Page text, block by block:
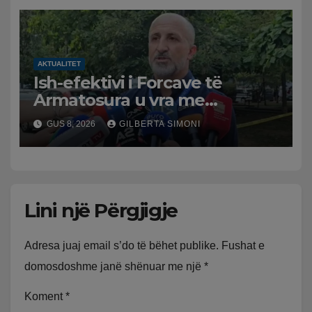
AKTUALITET
Ish-efektivi i Forcave të
Armatosura u vra me
kallashnikov nga shoku i
fëmijërisë, zv. drejtori i
Hetimit: Kishin konflikt të
GUS 8, 2026 GILBERTA SIMONI
Lini një Përgjigje
Adresa juaj email s’do të bëhet publike. Fushat e
domosdoshme janë shënuar me një *
Koment *